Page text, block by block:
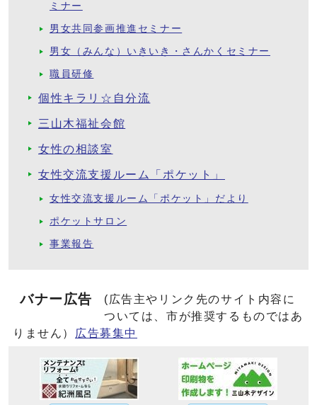
ミナー
男女共同参画推進セミナー
男女（みんな）いきいき・さんかくセミナー
職員研修
個性キラリ☆自分流
三山木福祉会館
女性の相談室
女性交流支援ルーム「ポケット」
女性交流支援ルーム「ポケット」だより
ポケットサロン
事業報告
バナー広告
(広告主やリンク先のサイト内容に
ついては、市が推奨するものではあ
りません）
広告募集中